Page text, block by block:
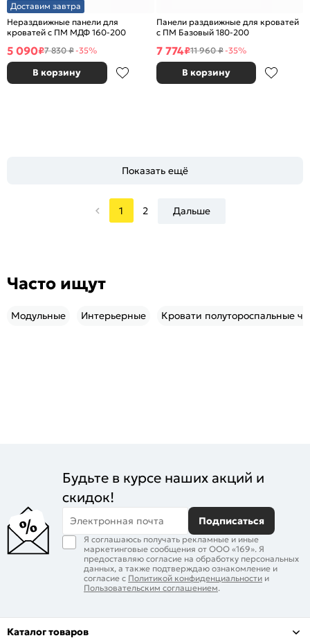
Доставим завтра
Нераздвижные панели для
кроватей с ПМ МДФ 160-200
5 090₽7 830 ₽-35%
В корзину
Панели раздвижные для кроватей
с ПМ Базовый 180-200
7 774₽11 960 ₽-35%
В корзину
Показать ещё
1 2 Дальше
Часто ищут
Модульные Интерьерные Кровати полутороспальные
Будьте в курсе наших акций и
скидок!
Электронная почта Подписаться
Я соглашаюсь получать рекламные и иные
маркетинговые сообщения от ООО «169». Я
предоставляю согласие на обработку персональных
данных, а также подтверждаю ознакомление и
согласие с Политикой конфиденциальности и
Пользовательским соглашением.
Каталог товаров